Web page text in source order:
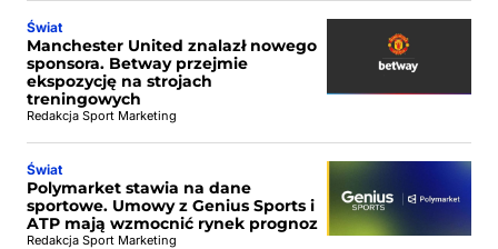
Świat
Manchester United znalazł nowego
sponsora. Betway przejmie
ekspozycję na strojach
treningowych
Redakcja Sport Marketing
Świat
Polymarket stawia na dane
sportowe. Umowy z Genius Sports i
ATP mają wzmocnić rynek prognoz
Redakcja Sport Marketing